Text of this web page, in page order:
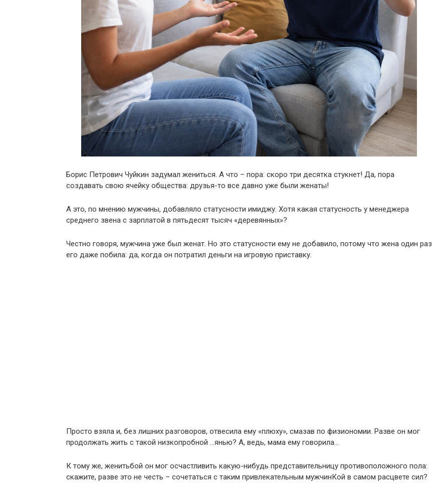
Борис Петрович Чуйкин задумал жениться. А что – пора: скоро три десятка стукнет! Да, пора
создавать свою ячейку общества: друзья-то все давно уже были женаты!
А это, по мнению мужчины, добавляло статусности имиджу. Хотя какая статусность у менеджера
среднего звена с зарплатой в пятьдесят тысяч «деревянных»?
Честно говоря, мужчина уже был женат. Но это статусности ему не добавило, потому что жена один раз
его даже побила: да, когда он потратил деньги на игровую приставку.
Просто взяла и, без лишних разговоров, отвесила ему «плюху», смазав по физиономии. Разве он мог
продолжать жить с такой низкопробной …янью? А, ведь, мама ему говорила…
К тому же, женитьбой он мог осчастливить какую-нибудь представительницу противоположного пола:
скажите, разве это не честь – сочетаться с таким привлекательным мужчинКой в самом расцвете сил?